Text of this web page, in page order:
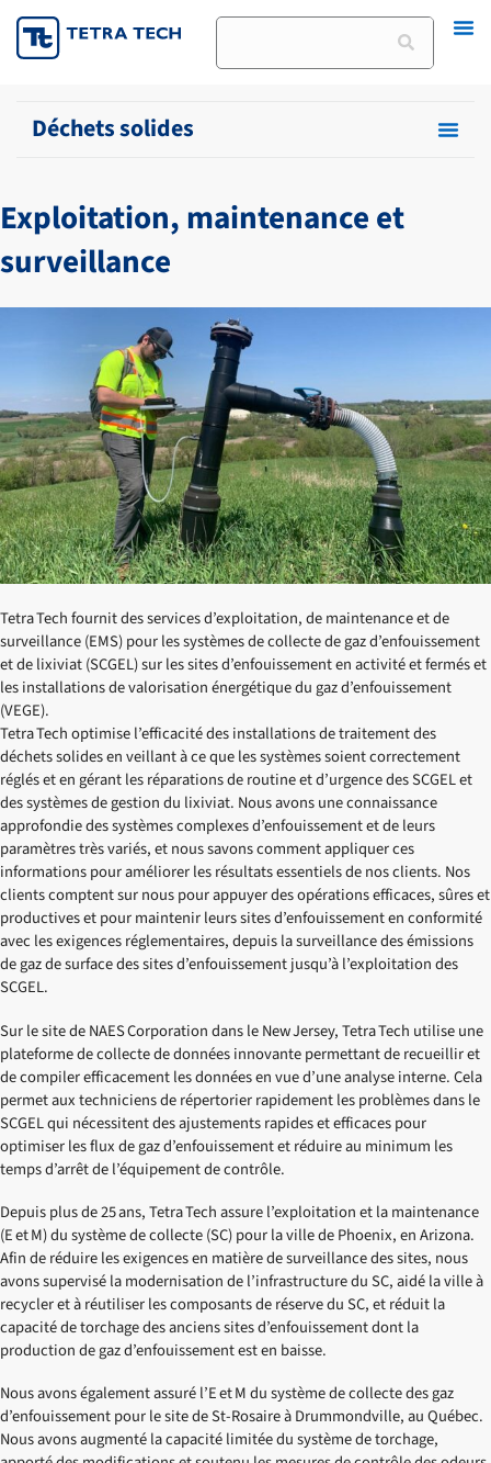
Skip
to
Rechercher
Déchets solides
Exploitation, maintenance et
surveillance
Tetra Tech fournit des services d’exploitation, de maintenance et de
surveillance (EMS) pour les systèmes de collecte de gaz d’enfouissement
et de lixiviat (SCGEL) sur les sites d’enfouissement en activité et fermés et
les installations de valorisation énergétique du gaz d’enfouissement
(VEGE).
Tetra Tech optimise l’efficacité des installations de traitement des
déchets solides en veillant à ce que les systèmes soient correctement
réglés et en gérant les réparations de routine et d’urgence des SCGEL et
des systèmes de gestion du lixiviat. Nous avons une connaissance
approfondie des systèmes complexes d’enfouissement et de leurs
paramètres très variés, et nous savons comment appliquer ces
informations pour améliorer les résultats essentiels de nos clients. Nos
clients comptent sur nous pour appuyer des opérations efficaces, sûres et
productives et pour maintenir leurs sites d’enfouissement en conformité
avec les exigences réglementaires, depuis la surveillance des émissions
de gaz de surface des sites d’enfouissement jusqu’à l’exploitation des
SCGEL.
Sur le site de NAES Corporation dans le New Jersey, Tetra Tech utilise une
plateforme de collecte de données innovante permettant de recueillir et
de compiler efficacement les données en vue d’une analyse interne. Cela
permet aux techniciens de répertorier rapidement les problèmes dans le
SCGEL qui nécessitent des ajustements rapides et efficaces pour
optimiser les flux de gaz d’enfouissement et réduire au minimum les
temps d’arrêt de l’équipement de contrôle.
Depuis plus de 25 ans, Tetra Tech assure l’exploitation et la maintenance
(E et M) du système de collecte (SC) pour la ville de Phoenix, en Arizona.
Afin de réduire les exigences en matière de surveillance des sites, nous
avons supervisé la modernisation de l’infrastructure du SC, aidé la ville à
recycler et à réutiliser les composants de réserve du SC, et réduit la
capacité de torchage des anciens sites d’enfouissement dont la
production de gaz d’enfouissement est en baisse.
Nous avons également assuré l’E et M du système de collecte des gaz
d’enfouissement pour le site de St-Rosaire à Drummondville, au Québec.
Nous avons augmenté la capacité limitée du système de torchage,